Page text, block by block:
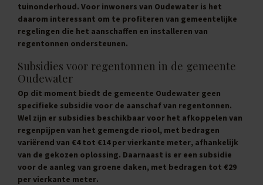
tuinonderhoud. Voor inwoners van Oudewater is het
daarom interessant om te profiteren van gemeentelijke
regelingen die het aanschaffen en installeren van
regentonnen ondersteunen.
Subsidies voor regentonnen in de gemeente
Oudewater
Op dit moment biedt de gemeente Oudewater geen
specifieke subsidie voor de aanschaf van regentonnen.
Wel zijn er subsidies beschikbaar voor het afkoppelen van
regenpijpen van het gemengde riool, met bedragen
variërend van €4 tot €14 per vierkante meter, afhankelijk
van de gekozen oplossing. Daarnaast is er een subsidie
voor de aanleg van groene daken, met bedragen tot €29
per vierkante meter.